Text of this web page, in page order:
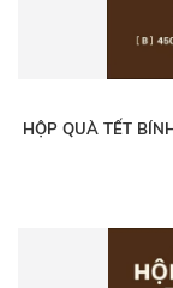
HỘP QUÀ TẾT